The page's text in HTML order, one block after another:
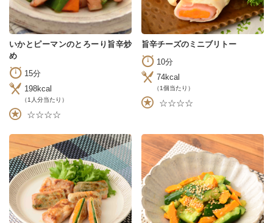
いかとピーマンのとろーり旨辛炒
め
15分
198kcal
（1人分当たり）
☆☆☆☆
旨辛チーズのミニブリトー
10分
74kcal
（1個当たり）
☆☆☆☆